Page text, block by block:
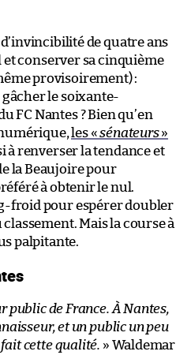
de quatre ans
et conserver sa cinquième
provisoirement) :
le soixante-
FC Nantes ? Bien qu’en
les «sénateurs»
à renverser la tendance et
la Beaujoire pour
à obtenir le nul.
froid pour espérer doubler
Mais la course à
palpitante.
public de France. À Nantes,
et un public un peu
fait cette qualité. » Waldemar